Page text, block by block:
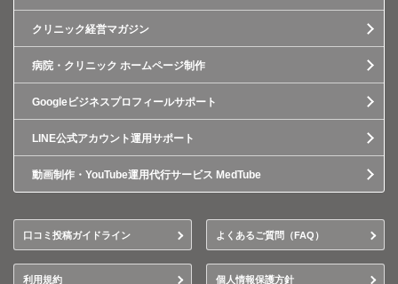
クリニック経営マガジン
病院・クリニック ホームページ制作
Googleビジネスプロフィールサポート
LINE公式アカウント運用サポート
動画制作・YouTube運用代行サービス MedTube
口コミ投稿ガイドライン よくあるご質問（FAQ）
利用規約 個人情報保護方針